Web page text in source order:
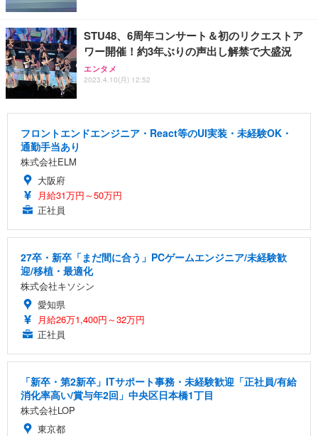
STU48、6周年コンサート＆初のリクエストア
ワー開催！約3年ぶりの声出し解禁で大盛況
エンタメ
2023.4.10(月) 12:52
フロントエンドエンジニア・React等のUI実装・未経験OK・
通勤手当あり
株式会社ELM
大阪府
月給31万円～50万円
正社員
27卒・新卒「まだ間に合う」PCゲームエンジニア/未経験歓
迎/移植・最適化
株式会社キソシン
愛知県
月給26万1,400円～32万円
正社員
「新卒・第2新卒」ITサポート事務・未経験歓迎「正社員/有給
消化率高い/賞与年2回」中央区日本橋1丁目
株式会社LOP
東京都